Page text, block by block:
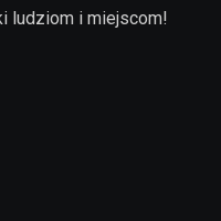
ludziom i miejscom!